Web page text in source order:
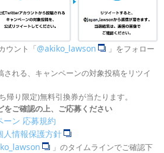
ウント「@akiko_lawson
」をフォロー
される、キャンペーンの対象投稿をリツイ
帰り限定)無料引換券が当たります。
をご確認の上、ご応募ください
ーン 応募規約
人情報保護方針
」のタイムラインでご確認下